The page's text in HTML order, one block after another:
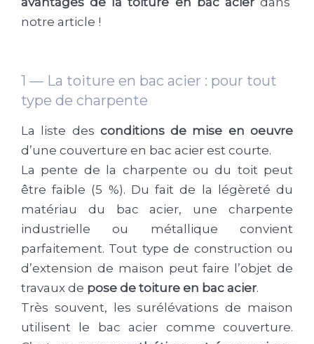
notre article !
1 — La toiture en bac acier : pour tout
type de charpente
La liste des conditions de mise en oeuvre
d’une couverture en bac acier est courte.
La pente de la charpente ou du toit peut
être faible (5 %). Du fait de la légèreté du
matériau du bac acier, une charpente
industrielle ou métallique convient
parfaitement. Tout type de construction ou
d’extension de maison peut faire l’objet de
travaux de pose de toiture en bac acier.
Très souvent, les surélévations de maison
utilisent le bac acier comme couverture.